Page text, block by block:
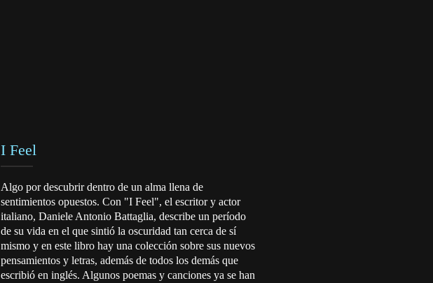
I Feel
Algo por descubrir dentro de un alma llena de
sentimientos opuestos. Con "I Feel", el escritor y actor
italiano, Daniele Antonio Battaglia, describe un período
de su vida en el que sintió la oscuridad tan cerca de sí
mismo y en este libro hay una colección sobre sus nuevos
pensamientos y letras, además de todos los demás que
escribió en inglés. Algunos poemas y canciones ya se han